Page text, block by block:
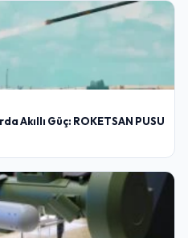
Akıllı Güç: ROKETSAN PUSU